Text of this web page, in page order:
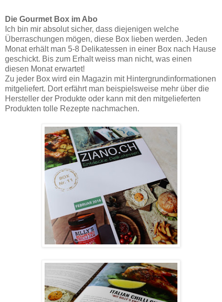
Die Gourmet Box im Abo
Ich bin mir absolut sicher, dass diejenigen welche
Überraschungen mögen, diese Box lieben werden. Jeden
Monat erhält man 5-8 Delikatessen in einer Box nach Hause
geschickt. Bis zum Erhalt weiss man nicht, was einen
diesen Monat erwartet!
Zu jeder Box wird ein Magazin mit Hintergrundinformationen
mitgeliefert. Dort erfährt man beispielsweise mehr über die
Hersteller der Produkte oder kann mit den mitgelieferten
Produkten tolle Rezepte nachmachen.